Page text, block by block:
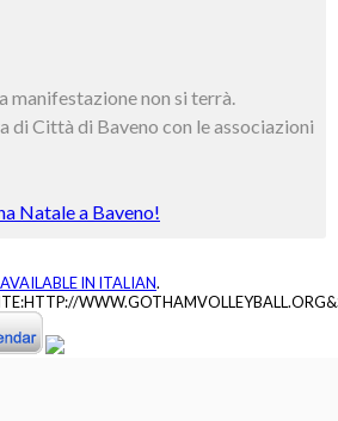
manifestazione non si terrà.
di Città di Baveno con le associazioni
Natale a Baveno!
IN ITALIAN.